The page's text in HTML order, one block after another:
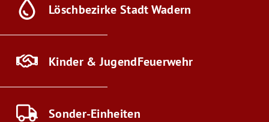
Löschbezirke Stadt Wadern
Kinder & JugendFeuerwehr
Sonder-Einheiten